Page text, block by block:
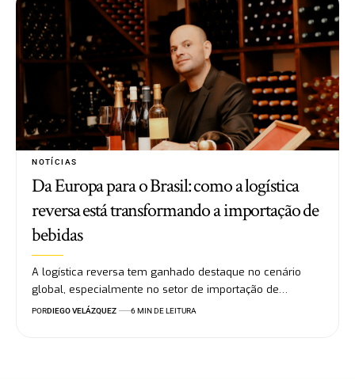
NOTÍCIAS
Da Europa para o Brasil: como a logística
reversa está transformando a importação de
bebidas
A logística reversa tem ganhado destaque no cenário
global, especialmente no setor de importação de…
PORDIEGO VELÁZQUEZ 6 MIN DE LEITURA